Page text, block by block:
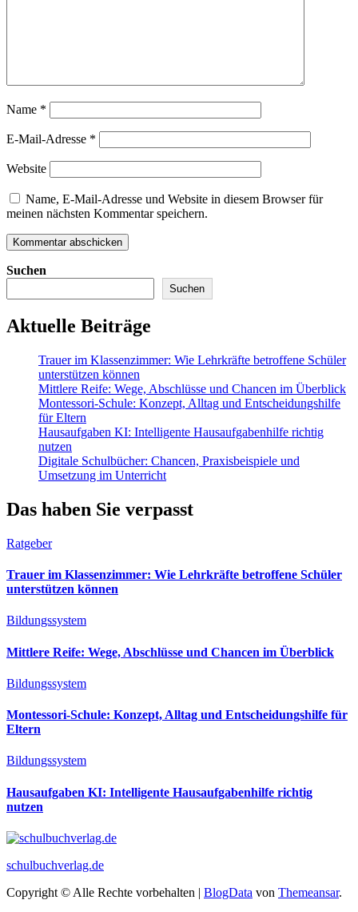
Name *
E-Mail-Adresse *
Website
Name, E-Mail-Adresse und Website in diesem Browser für
meinen nächsten Kommentar speichern.
Suchen
Suchen
Aktuelle Beiträge
Trauer im Klassenzimmer: Wie Lehrkräfte betroffene Schüler
unterstützen können
Mittlere Reife: Wege, Abschlüsse und Chancen im Überblick
Montessori-Schule: Konzept, Alltag und Entscheidungshilfe
für Eltern
Hausaufgaben KI: Intelligente Hausaufgabenhilfe richtig
nutzen
Digitale Schulbücher: Chancen, Praxisbeispiele und
Umsetzung im Unterricht
Das haben Sie verpasst
Ratgeber
Trauer im Klassenzimmer: Wie Lehrkräfte betroffene Schüler
unterstützen können
Bildungssystem
Mittlere Reife: Wege, Abschlüsse und Chancen im Überblick
Bildungssystem
Montessori-Schule: Konzept, Alltag und Entscheidungshilfe für
Eltern
Bildungssystem
Hausaufgaben KI: Intelligente Hausaufgabenhilfe richtig
nutzen
schulbuchverlag.de
Copyright © Alle Rechte vorbehalten | BlogData von Themeansar.